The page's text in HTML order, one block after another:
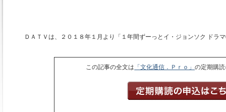
ＤＡＴＶは、２０１８年１月より「１年間ずーっとイ・ジョンソク ドラ
この記事の全文は 「文化通信．Ｐｒｏ」の定期購